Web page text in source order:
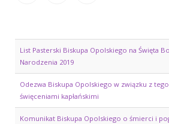
List Pasterski Biskupa Opolskiego na Święta
Narodzenia 2019
Odezwa Biskupa Opolskiego w związku z
święceniami kapłańskimi
Komunikat Biskupa Opolskiego o śmierci i